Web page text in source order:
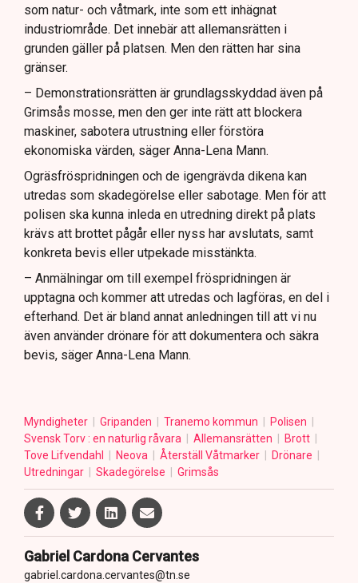
som natur- och våtmark, inte som ett inhägnat
industriområde. Det innebär att allemansrätten i
grunden gäller på platsen. Men den rätten har sina
gränser.
– Demonstrationsrätten är grundlagsskyddad även på
Grimsås mosse, men den ger inte rätt att blockera
maskiner, sabotera utrustning eller förstöra
ekonomiska värden, säger Anna-Lena Mann.
Ogräsfröspridningen och de igengrävda dikena kan
utredas som skadegörelse eller sabotage. Men för att
polisen ska kunna inleda en utredning direkt på plats
krävs att brottet pågår eller nyss har avslutats, samt
konkreta bevis eller utpekade misstänkta.
– Anmälningar om till exempel fröspridningen är
upptagna och kommer att utredas och lagföras, en del i
efterhand. Det är bland annat anledningen till att vi nu
även använder drönare för att dokumentera och säkra
bevis, säger Anna-Lena Mann.
Myndigheter Gripanden Tranemo kommun
Polisen
Svensk Torv : en naturlig råvara
Allemansrätten
Brott
Tove Lifvendahl
Neova Återställ Våtmarker
Drönare
Utredningar
Skadegörelse Grimsås
Gabriel Cardona Cervantes
gabriel.cardona.cervantes@tn.se